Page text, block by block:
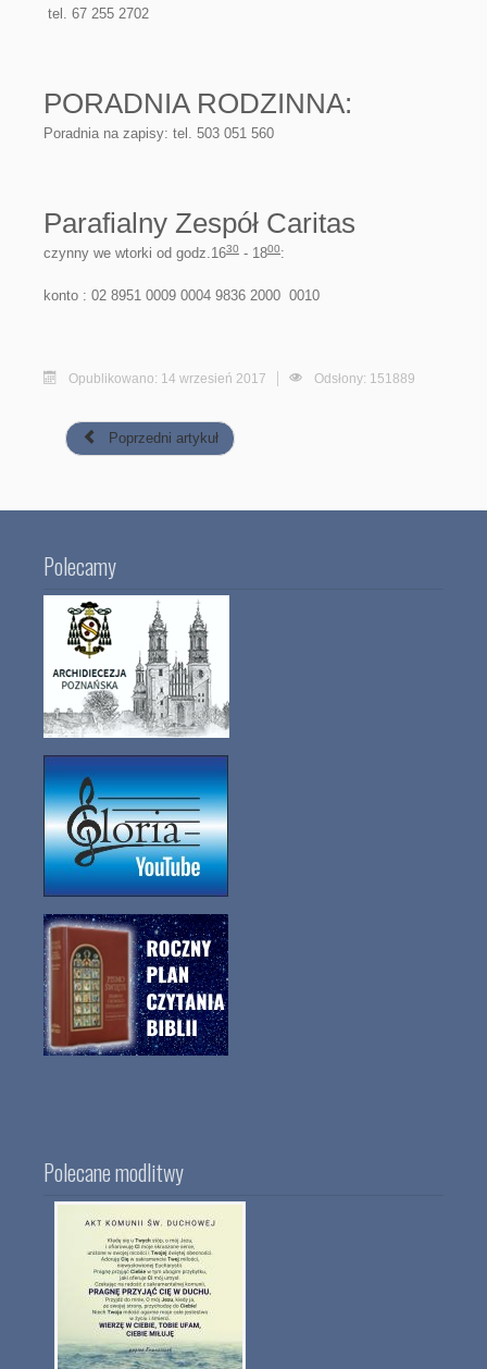
tel. 67 255 2702
PORADNIA RODZINNA:
Poradnia na zapisy: tel. 503 051 560
Parafialny Zespół Caritas
czynny we wtorki od godz.1630 - 1800:
konto : 02 8951 0009 0004 9836 2000 0010
Opublikowano: 14 wrzesień 2017 Odsłony: 151889
Poprzedni artykuł
Polecamy
Polecane modlitwy